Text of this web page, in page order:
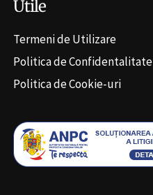
Utile
Termeni de Utilizare
Politica de Confidentalitate
Politica de Cookie-uri